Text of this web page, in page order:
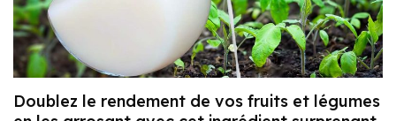
Doublez le rendement de vos fruits et légumes